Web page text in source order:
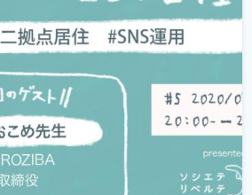
、オンライン化が加速化すること